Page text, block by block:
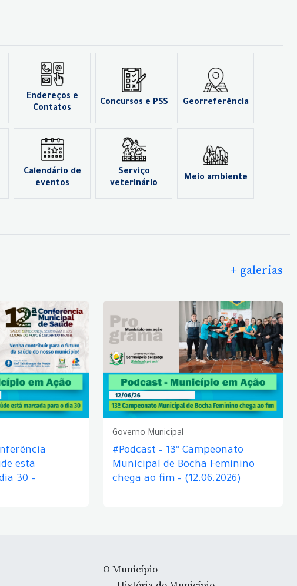
Endereços e
Contatos
Concursos e PSS Georreferência
Calendário de
eventos
Serviço
veterinário
Meio ambiente
+ galerias
está
30 –
Governo Municipal
#Podcast – 13º Campeonato
Municipal de Bocha Feminino
chega ao fim – (12.06.2026)
O Município